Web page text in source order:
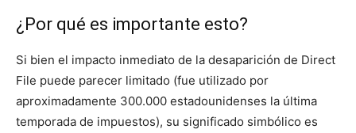
¿Por qué es importante esto?
Si bien el impacto inmediato de la desaparición de Direct
File puede parecer limitado (fue utilizado por
aproximadamente 300.000 estadounidenses la última
temporada de impuestos), su significado simbólico es